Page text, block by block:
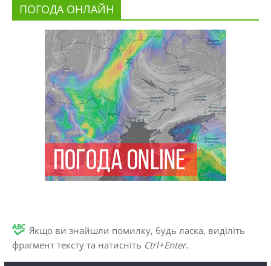
ПОГОДА ОНЛАЙН
Якщо ви знайшли помилку, будь ласка, виділіть
фрагмент тексту та натисніть Ctrl+Enter.